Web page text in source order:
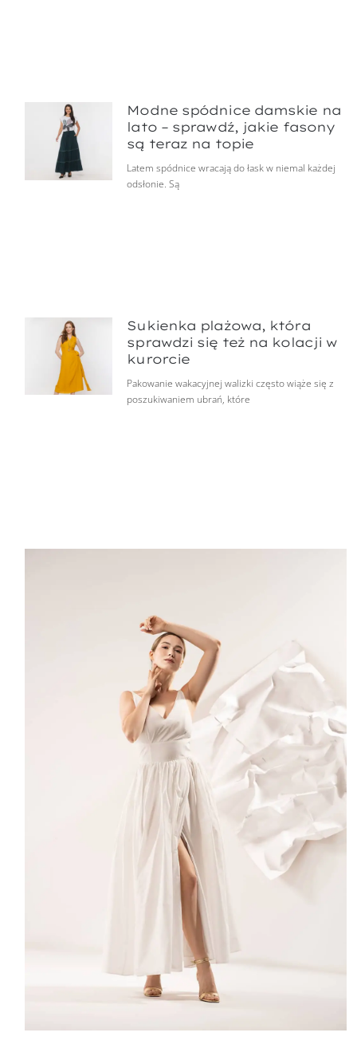
Modne spódnice damskie na
lato – sprawdź, jakie fasony
są teraz na topie
Latem spódnice wracają do łask w niemal każdej
odsłonie. Są
Sukienka plażowa, która
sprawdzi się też na kolacji w
kurorcie
Pakowanie wakacyjnej walizki często wiąże się z
poszukiwaniem ubrań, które